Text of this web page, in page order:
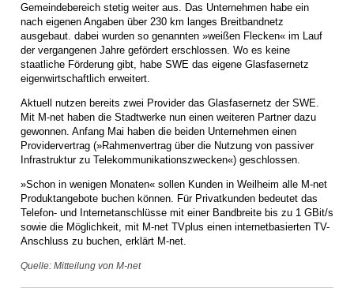
Gemeindebereich stetig weiter aus. Das Unternehmen habe ein
nach eigenen Angaben über 230 km langes Breitbandnetz
ausgebaut. dabei wurden so genannten »weißen Flecken« im Lauf
der vergangenen Jahre gefördert erschlossen. Wo es keine
staatliche Förderung gibt, habe SWE das eigene Glasfasernetz
eigenwirtschaftlich erweitert.
Aktuell nutzen bereits zwei Provider das Glasfasernetz der SWE.
Mit M-net haben die Stadtwerke nun einen weiteren Partner dazu
gewonnen. Anfang Mai haben die beiden Unternehmen einen
Providervertrag (»Rahmenvertrag über die Nutzung von passiver
Infrastruktur zu Telekommunikationszwecken«) geschlossen.
»Schon in wenigen Monaten« sollen Kunden in Weilheim alle M-net
Produktangebote buchen können. Für Privatkunden bedeutet das
Telefon- und Internetanschlüsse mit einer Bandbreite bis zu 1 GBit/s
sowie die Möglichkeit, mit M-net TVplus einen internetbasierten TV-
Anschluss zu buchen, erklärt M-net.
Quelle: Mitteilung von M-net